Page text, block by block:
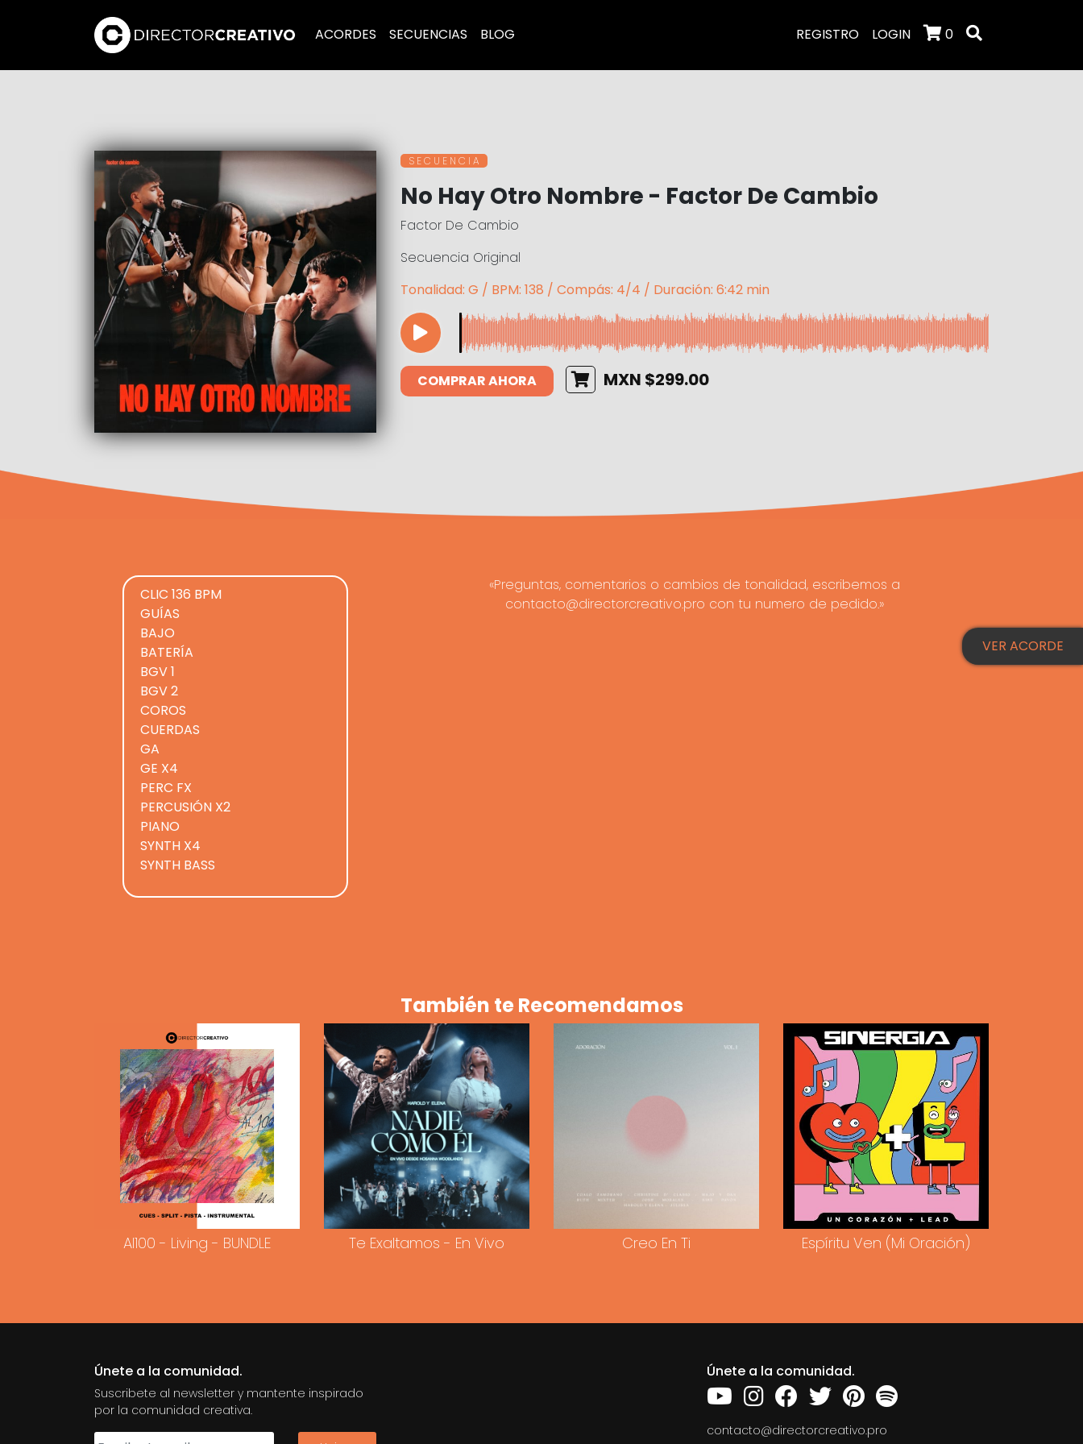
ACORDES SECUENCIAS BLOG REGISTRO LOGIN 0
S E C U E N C I A
No Hay Otro Nombre - Factor De Cambio
Factor De Cambio
Secuencia Original
Tonalidad: G / BPM: 138 / Compás: 4/4 / Duración: 6:42 min
COMPRAR AHORA MXN $299.00
CLIC 136 BPM
GUÍAS
BAJO
BATERÍA
BGV 1
BGV 2
COROS
CUERDAS
GA
GE X4
PERC FX
PERCUSIÓN X2
PIANO
SYNTH X4
SYNTH BASS
«Preguntas, comentarios o cambios de tonalidad, escribemos a
contacto@directorcreativo.pro con tu numero de pedido.»
VER ACORDE
También te Recomendamos
Al100 - Living - BUNDLE Te Exaltamos - En Vivo Creo En Ti Espíritu Ven (Mi Oración)
Únete a la comunidad.
Suscribete al newsletter y mantente inspirado
por la comunidad creativa.
Únete a la comunidad.
contacto@directorcreativo.pro